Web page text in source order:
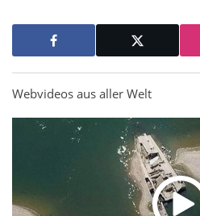
Webvideos aus aller Welt